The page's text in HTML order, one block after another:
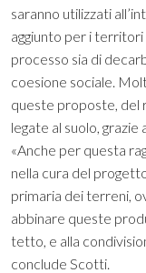
saranno utilizzati
aggiunto per i territori
processo sia di
coesione sociale.
queste proposte, del
legate al suolo,
«Anche per questa
nella cura del
primaria dei terreni,
abbinare queste
tetto, e alla
conclude Scotti.